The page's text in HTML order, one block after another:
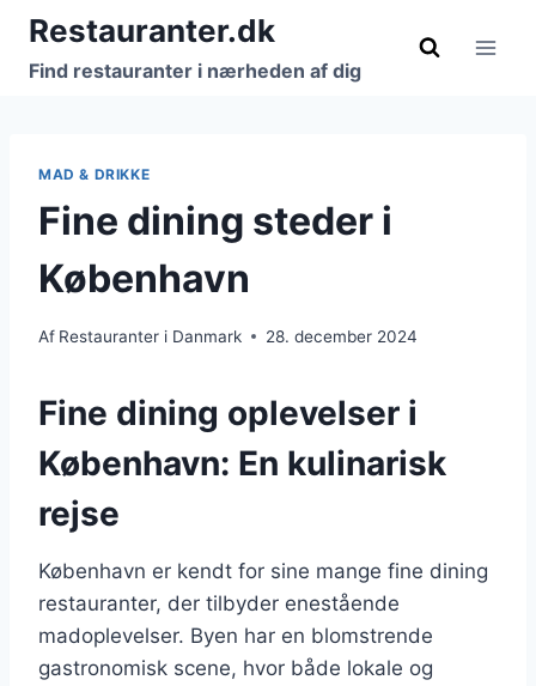
Fortsæt
indhold
Restauranter.dk
Find restauranter i nærheden af dig
MAD & DRIKKE
Fine dining steder i
København
Af Restauranter i Danmark 28. december 2024
Fine dining oplevelser i
København: En kulinarisk
rejse
København er kendt for sine mange fine dining
restauranter, der tilbyder enestående
madoplevelser. Byen har en blomstrende
gastronomisk scene, hvor både lokale og